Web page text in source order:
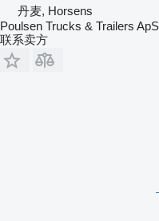
丹麦, Horsens
Poulsen Trucks & Trailers ApS
联系卖方